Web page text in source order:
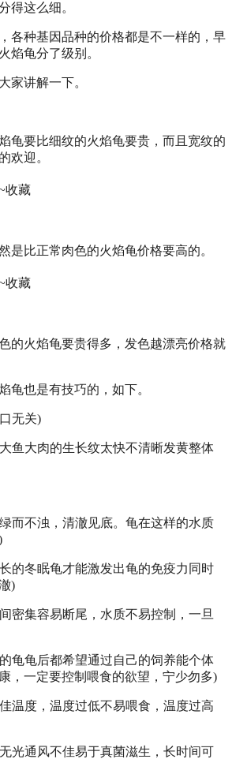
得这么细。
各种基因品种的价格都是不一样的，早
焰龟分了级别。
家讲解一下。
龟要比细纹的火焰龟要贵，而且宽纹的
欢迎。
是比正常肉色的火焰龟价格要高的。
的火焰龟要贵得多，发色越漂亮价格就
龟也是有技巧的，如下。
无关)
鱼大肉的生长纹太快不清晰发黄整体
而不浊，清澈见底。龟在这样的水质
的冬眠龟才能激发出龟的免疫力同时
)
密集容易断尾，水质不易控制，一旦
龟龟后都希望通过自己的饲养能个体
，一定要控制喂食的欲望，宁少勿多)
温度，温度过低不易喂食，温度过高
光通风不佳易于真菌滋生，长时间可